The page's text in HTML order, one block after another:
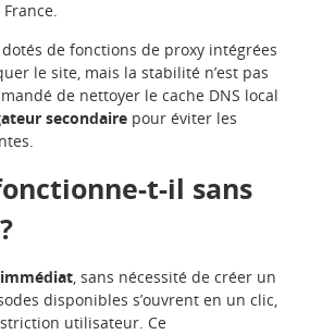
de fonctions de proxy intégrées
le site, mais la stabilité n’est pas
de nettoyer le cache DNS local
secondaire pour éviter les
t-il sans
, sans nécessité de créer un
disponibles s’ouvrent en un clic,
utilisateur. Ce